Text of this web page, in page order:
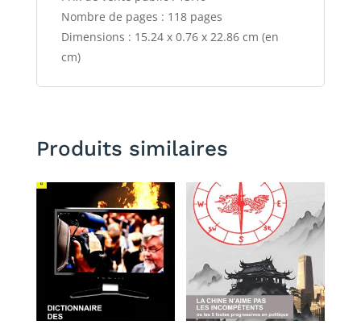
Nombre de pages : 118 pages
Dimensions : 15.24 x 0.76 x 22.86 cm (en
cm)
Produits similaires